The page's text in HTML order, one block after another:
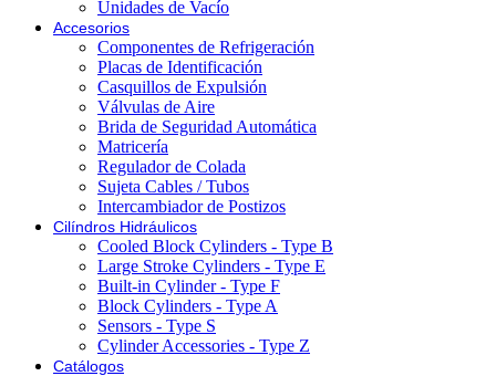
Unidades de Vacío
Accesorios
Componentes de Refrigeración
Placas de Identificación
Casquillos de Expulsión
Válvulas de Aire
Brida de Seguridad Automática
Matricería
Regulador de Colada
Sujeta Cables / Tubos
Intercambiador de Postizos
Cilíndros Hidráulicos
Cooled Block Cylinders - Type B
Large Stroke Cylinders - Type E
Built-in Cylinder - Type F
Block Cylinders - Type A
Sensors - Type S
Cylinder Accessories - Type Z
Catálogos